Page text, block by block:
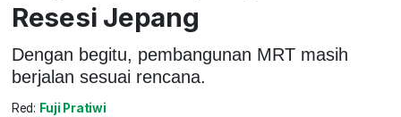
Resesi Jepang
Dengan begitu, pembangunan MRT masih
berjalan sesuai rencana.
Red: Fuji Pratiwi